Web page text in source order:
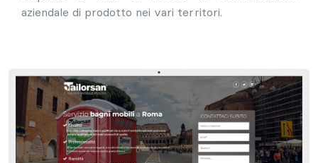
aziendale di prodotto nei vari territori.